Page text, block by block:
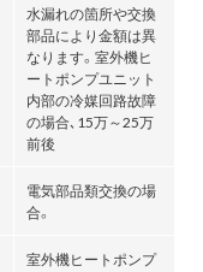
水漏れの箇所や交換
部品により金額は異
なります。室外機ヒ
ートポンプユニット
内部の冷媒回路故障
の場合､15万～25万
前後
電気部品類交換の場
合。
室外機ヒートポンプ